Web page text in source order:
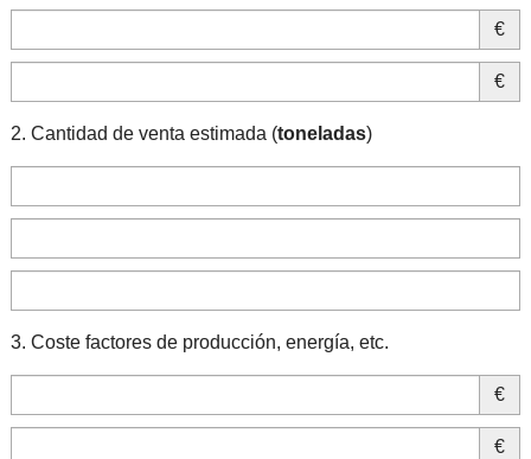
€
€
2. Cantidad de venta estimada (toneladas)
3. Coste factores de producción, energía, etc.
€
€